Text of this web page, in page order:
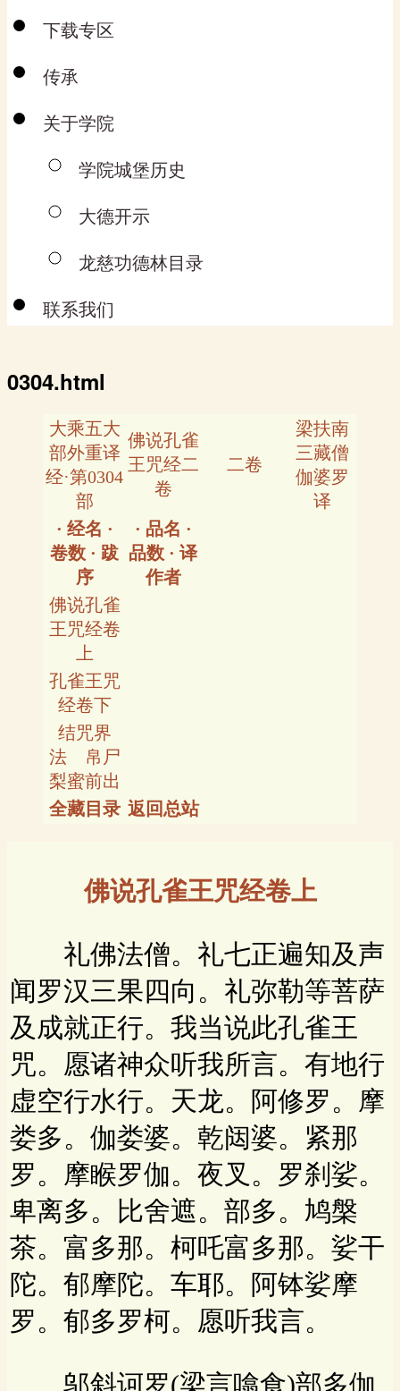
下载专区
传承
关于学院
学院城堡历史
大德开示
龙慈功德林目录
联系我们
0304.html
大乘五大
部外重译
经·第0304
部
佛说孔雀
王咒经二
卷
二卷
梁扶南
三藏僧
伽婆罗
译
· 经名 ·
卷数 · 跋
序
· 品名 ·
品数 · 译
作者
佛说孔雀
王咒经卷
上
孔雀王咒
经卷下
结咒界
法 帛尸
梨蜜前出
全藏目录 返回总站
佛说孔雀王咒经卷上
礼佛法僧。礼七正遍知及声
闻罗汉三果四向。礼弥勒等菩萨
及成就正行。我当说此孔雀王
咒。愿诸神众听我所言。有地行
虚空行水行。天龙。阿修罗。摩
娄多。伽娄婆。乾闼婆。紧那
罗。摩睺罗伽。夜叉。罗刹娑。
卑离多。比舍遮。部多。鸠槃
茶。富多那。柯吒富多那。娑干
陀。郁摩陀。车耶。阿钵娑摩
罗。郁多罗柯。愿听我言。
邬斜诃罗(梁言噏食)部多伽